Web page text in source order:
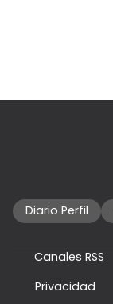
Diario Perfil
Canales RSS
Privacidad